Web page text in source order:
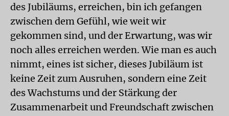
des Jubiläums, erreichen, bin ich gefangen
zwischen dem Gefühl, wie weit wir
gekommen sind, und der Erwartung, was wir
noch alles erreichen werden. Wie man es auch
nimmt, eines ist sicher, dieses Jubiläum ist
keine Zeit zum Ausruhen, sondern eine Zeit
des Wachstums und der Stärkung der
Zusammenarbeit und Freundschaft zwischen